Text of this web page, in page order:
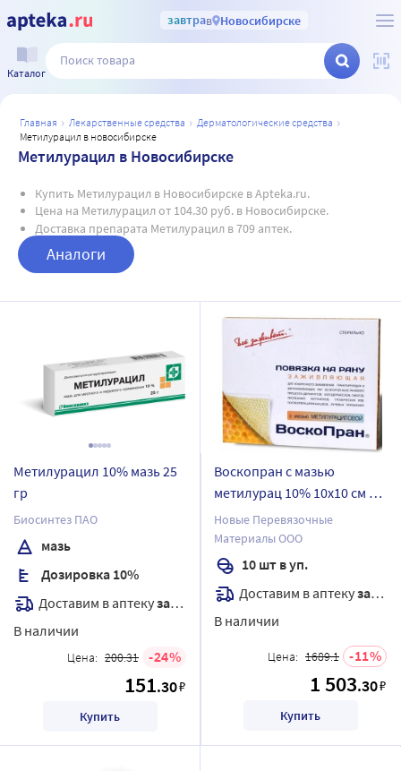
завтрав Новосибирске
Каталог
главная лекарственные средства
дерматологические средства
метилурацил в новосибирске
Метилурацил в Новосибирске
Купить Метилурацил в Новосибирске в Apteka.ru.
Цена на Метилурацил от 104.30 руб. в Новосибирске.
Доставка препарата Метилурацил в 709 аптек.
Аналоги
Метилурацил 10% мазь 25
гр
Биосинтез ПАО
мазь
Дозировка 10%
Доставим в аптекузавтра
В наличии
Цена: 200.31 24
151.30₽
Купить
Воскопран с мазью
метилурац 10% 10х10 см 10
шт. повяз
Новые Перевязочные
Материалы ООО
10 шт в уп.
Доставим в аптекузавтра
В наличии
Цена: 1689.1 11
1 503.30₽
Купить